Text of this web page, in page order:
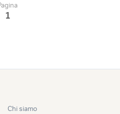
1
Chi siamo